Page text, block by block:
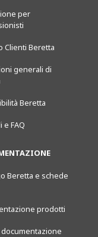
per
Clienti Beretta
generali di
Beretta
e FAQ
Beretta e schede
prodotti
documentazione